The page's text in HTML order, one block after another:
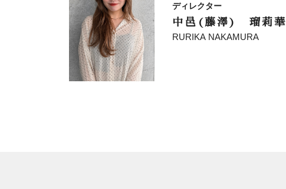
ディレクター
中邑(藤澤) 瑠莉華
RURIKA NAKAMURA